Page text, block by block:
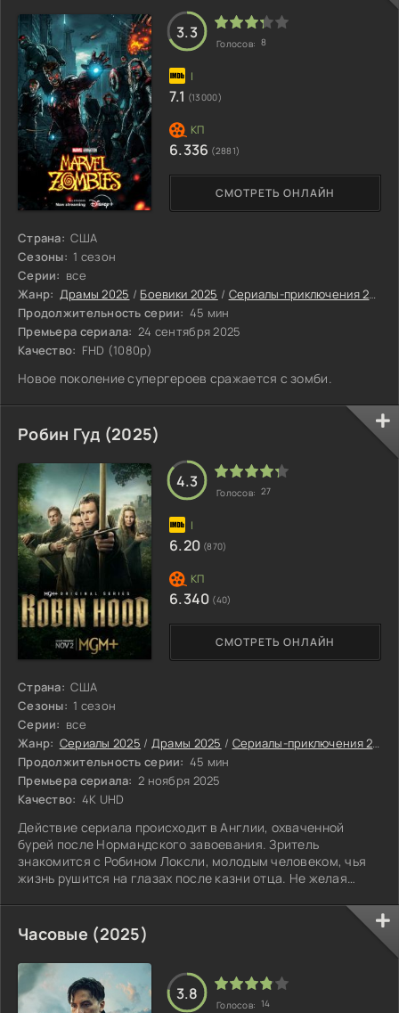
Страна: США
Сезоны: 1 сезон
Серии: все
Жанр: Драмы 2025 / Боевики 2025 / Сериалы-приключения 2025
Продолжительность серии: 45 мин
Премьера сериала: 24 сентября 2025
Качество: FHD (1080p)
Новое поколение супергероев сражается с зомби.
СМОТРЕТЬ ОНЛАЙН
3.3
Голосов: 8
7.1 (13000)
6.336 (2881)
Робин Гуд (2025)
Страна: США
Сезоны: 1 сезон
Серии: все
Жанр: Сериалы 2025 / Драмы 2025 / Сериалы-приключения 2025
Продолжительность серии: 45 мин
Премьера сериала: 2 ноября 2025
Качество: 4K UHD
Действие сериала происходит в Англии, охваченной
бурей после Нормандского завоевания. Зритель
знакомится с Робином Локсли, молодым человеком, чья
жизнь рушится на глазах после казни отца. Не желая
в леса, где вокруг него формируется отряд
единомышленников, жаждущих отмщения.
СМОТРЕТЬ ОНЛАЙН
4.3
Голосов: 27
6.20 (870)
6.340 (40)
Часовые (2025)
3.8
Голосов: 14